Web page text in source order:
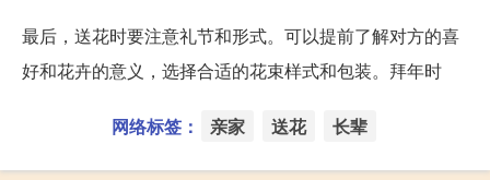
最后，送花时要注意礼节和形式。可以提前了解对方的喜
好和花卉的意义，选择合适的花束样式和包装。拜年时
网络标签： 亲家 送花 长辈